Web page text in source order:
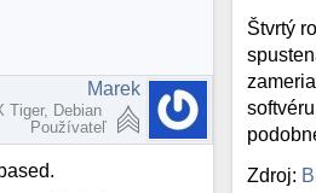
Marek
Tiger, Debian
Používateľ
Štvrtý
Zdroj: